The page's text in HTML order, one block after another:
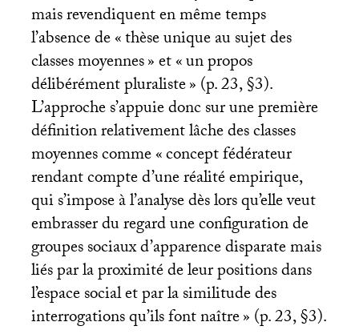
mais revendiquent en même temps
l’absence de «thèse unique au sujet des
classes moyennes» et «un propos
délibérément pluraliste» (p. 23, §3).
L’approche s’appuie donc sur une première
définition relativement lâche des classes
moyennes comme «concept fédérateur
rendant compte d’une réalité empirique,
qui s’impose à l’analyse dès lors qu’elle veut
embrasser du regard une configuration de
groupes sociaux d’apparence disparate mais
liés par la proximité de leur positions dans
l’espace social et par la similitude des
interrogations qu’ils font naître» (p. 23, §3).